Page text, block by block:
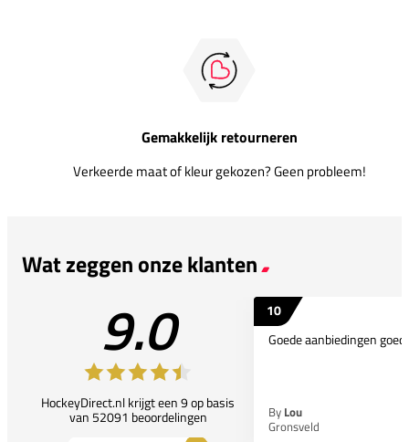
Gemakkelijk retourneren
Verkeerde maat of kleur gekozen? Geen probleem!
Wat zeggen onze klanten
9.0
HockeyDirect.nl krijgt een 9 op basis
van 52091 beoordelingen
10
Goede aanbiedingen
By Lou
Gronsveld